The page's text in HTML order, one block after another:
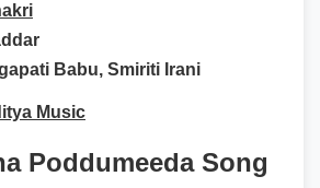
Babu, Smiriti Irani
Music
Poddumeeda Song